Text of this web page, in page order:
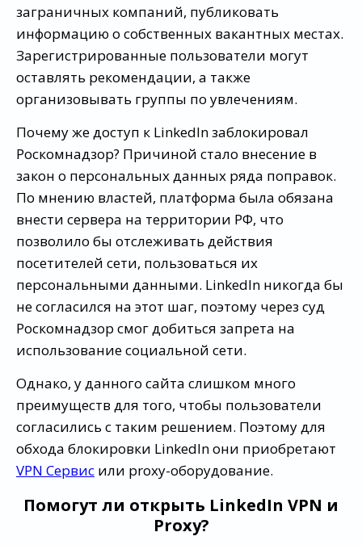
заграничных компаний, публиковать
информацию о собственных вакантных местах.
Зарегистрированные пользователи могут
оставлять рекомендации, а также
организовывать группы по увлечениям.
Почему же доступ к LinkedIn заблокировал
Роскомнадзор? Причиной стало внесение в
закон о персональных данных ряда поправок.
По мнению властей, платформа была обязана
внести сервера на территории РФ, что
позволило бы отслеживать действия
посетителей сети, пользоваться их
персональными данными. LinkedIn никогда бы
не согласился на этот шаг, поэтому через суд
Роскомнадзор смог добиться запрета на
использование социальной сети.
Однако, у данного сайта слишком много
преимуществ для того, чтобы пользователи
согласились с таким решением. Поэтому для
обхода блокировки LinkedIn они приобретают
VPN Сервис или proxy-оборудование.
Помогут ли открыть LinkedIn VPN и
Proxy?